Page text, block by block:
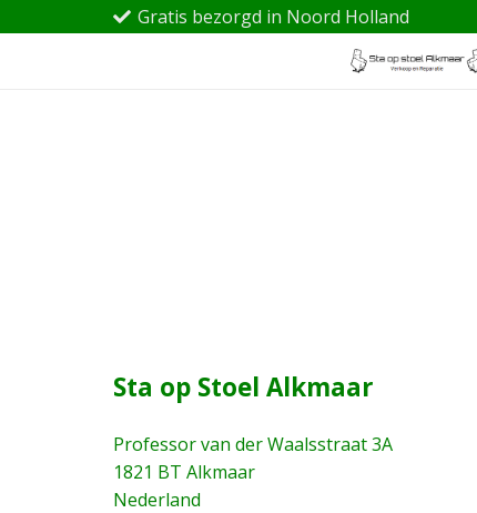
Gratis bezorgd in Noord Holland
Sta op Stoel Alkmaar
Professor van der Waalsstraat 3A
1821 BT Alkmaar
Nederland